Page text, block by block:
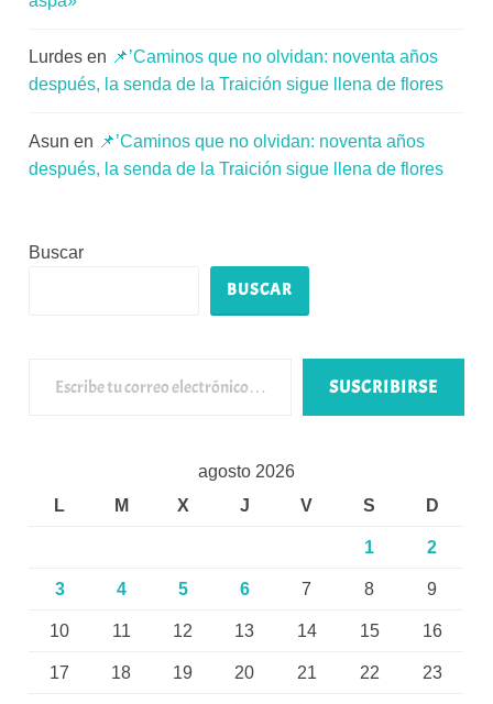
Lurdes en 📌’Caminos que no olvidan: noventa años
después, la senda de la Traición sigue llena de flores
Asun en 📌’Caminos que no olvidan: noventa años
después, la senda de la Traición sigue llena de flores
Buscar
BUSCAR
SUSCRIBIRSE
agosto 2026
L
M X J V S D
1 2
3 4 5 6 7 8 9
10 11 12 13 14 15 16
17 18 19 20 21 22 23